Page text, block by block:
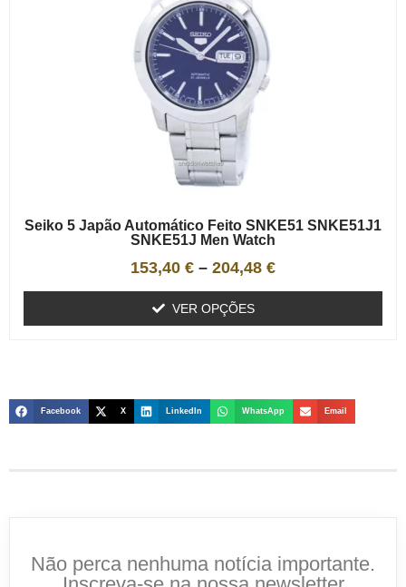
Seiko 5 Japão Automático Feito SNKE51 SNKE51J1
SNKE51J Men Watch
153,40 € – 204,48 €
VER OPÇÕES
Facebook X LinkedIn WhatsApp Email
Não perca nenhuma notícia importante.